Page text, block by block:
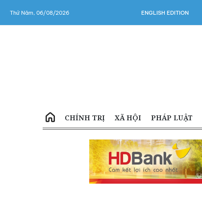
Thứ Năm, 06/08/2026 ENGLISH EDITION
CHÍNH TRỊ XÃ HỘI PHÁP LUẬT